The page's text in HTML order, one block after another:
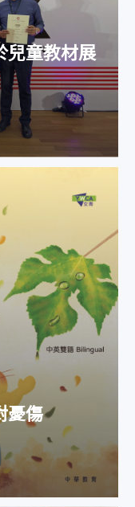
兒童教材
兒童教材展
憂傷
憂傷